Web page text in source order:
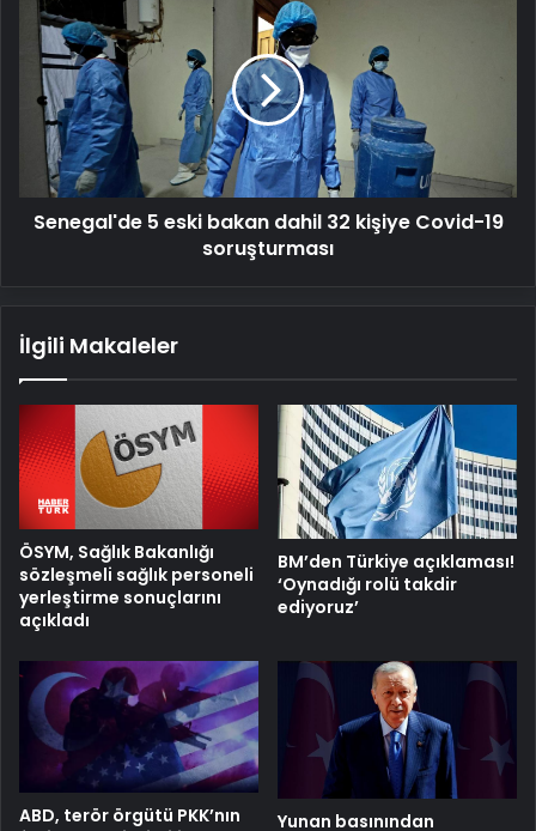
eski
bakan
dahil
kişiye
Covid-
19
soruşturması
Senegal'de 5 eski bakan dahil 32 kişiye Covid-19
soruşturması
İlgili Makaleler
ÖSYM, Sağlık Bakanlığı
sözleşmeli sağlık personeli
yerleştirme sonuçlarını
açıkladı
BM’den Türkiye açıklaması!
‘Oynadığı rolü takdir
ediyoruz’
ABD, terör örgütü PKK’nın
Yunan basınından